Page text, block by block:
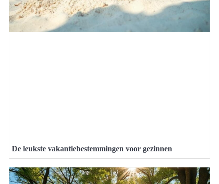
De leukste vakantiebestemmingen voor gezinnen